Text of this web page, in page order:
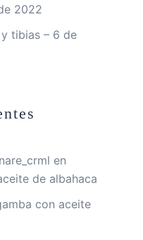
2022
tibias – 6 de
en
de albahaca
con aceite